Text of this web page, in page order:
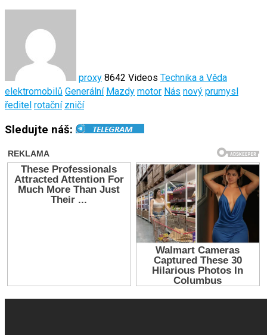
proxy 8642 Videos Technika a Věda
elektromobilů Generální Mazdy motor Nás nový prumysl
ředitel rotační zničí
Sledujte náš: